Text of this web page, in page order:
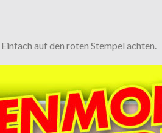
auf den roten Stempel achten.